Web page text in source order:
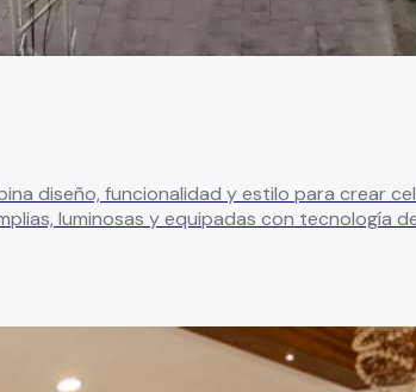
estilo para crear celebraciones únicas. Su capacidad se
luminosas y equipadas con tecnología